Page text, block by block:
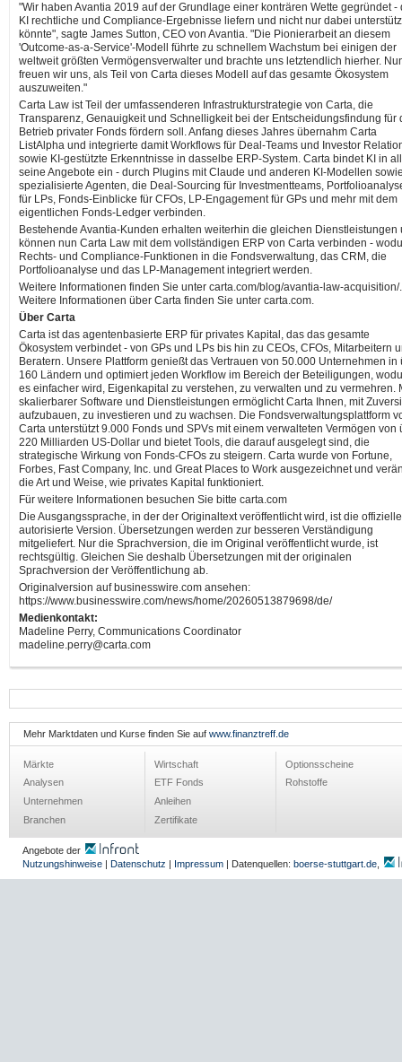
"Wir haben Avantia 2019 auf der Grundlage einer konträren Wette gegründet -
KI rechtliche und Compliance-Ergebnisse liefern und nicht nur dabei
könnte", sagte James Sutton, CEO von Avantia. "Die Pionierarbeit an diesem
'Outcome-as-a-Service'-Modell führte zu schnellem Wachstum bei einigen der
weltweit größten Vermögensverwalter und brachte uns letztendlich hierher.
freuen wir uns, als Teil von Carta dieses Modell auf das gesamte Ökosystem
auszuweiten."
Carta Law ist Teil der umfassenderen Infrastrukturstrategie von Carta, die
Transparenz, Genauigkeit und Schnelligkeit bei der Entscheidungsfindung für
Betrieb privater Fonds fördern soll. Anfang dieses Jahres übernahm Carta
ListAlpha und integrierte damit Workflows für Deal-Teams und Investor
sowie KI-gestützte Erkenntnisse in dasselbe ERP-System. Carta bindet KI in
seine Angebote ein - durch Plugins mit Claude und anderen KI-Modellen
spezialisierte Agenten, die Deal-Sourcing für Investmentteams,
für LPs, Fonds-Einblicke für CFOs, LP-Engagement für GPs und mehr mit dem
eigentlichen Fonds-Ledger verbinden.
Bestehende Avantia-Kunden erhalten weiterhin die gleichen Dienstleistungen
können nun Carta Law mit dem vollständigen ERP von Carta verbinden -
Rechts- und Compliance-Funktionen in die Fondsverwaltung, das CRM, die
Portfolioanalyse und das LP-Management integriert werden.
Weitere Informationen finden Sie unter carta.com/blog/avantia-law-acquisition/.
Weitere Informationen über Carta finden Sie unter carta.com.
Über Carta
Carta ist das agentenbasierte ERP für privates Kapital, das das gesamte
Ökosystem verbindet - von GPs und LPs bis hin zu CEOs, CFOs, Mitarbeitern
Beratern. Unsere Plattform genießt das Vertrauen von 50.000 Unternehmen in
160 Ländern und optimiert jeden Workflow im Bereich der Beteiligungen,
es einfacher wird, Eigenkapital zu verstehen, zu verwalten und zu vermehren.
skalierbarer Software und Dienstleistungen ermöglicht Carta Ihnen, mit
aufzubauen, zu investieren und zu wachsen. Die Fondsverwaltungsplattform
Carta unterstützt 9.000 Fonds und SPVs mit einem verwalteten Vermögen von
220 Milliarden US-Dollar und bietet Tools, die darauf ausgelegt sind, die
strategische Wirkung von Fonds-CFOs zu steigern. Carta wurde von Fortune,
Forbes, Fast Company, Inc. und Great Places to Work ausgezeichnet und
die Art und Weise, wie privates Kapital funktioniert.
Für weitere Informationen besuchen Sie bitte carta.com
Die Ausgangssprache, in der der Originaltext veröffentlicht wird, ist die
autorisierte Version. Übersetzungen werden zur besseren Verständigung
mitgeliefert. Nur die Sprachversion, die im Original veröffentlicht wurde, ist
rechtsgültig. Gleichen Sie deshalb Übersetzungen mit der originalen
Sprachversion der Veröffentlichung ab.
Originalversion auf businesswire.com ansehen:
https://www.businesswire.com/news/home/20260513879698/de/
Medienkontakt:
Madeline Perry, Communications Coordinator
madeline.perry@carta.com
Mehr Marktdaten und Kurse finden Sie auf www.finanztreff.de
Märkte
Analysen
Unternehmen
Branchen
Wirtschaft
ETF Fonds
Anleihen
Zertifikate
Optionsscheine
Rohstoffe
Angebote der
Nutzungshinweise
Datenschutz Impressum | Datenquellen: boerse-stuttgart.de